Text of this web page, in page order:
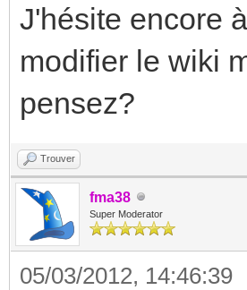
J'hésite encore
modifier le wiki
pensez?
Trouver
fma38
Super Moderator
05/03/2012, 14:46:39